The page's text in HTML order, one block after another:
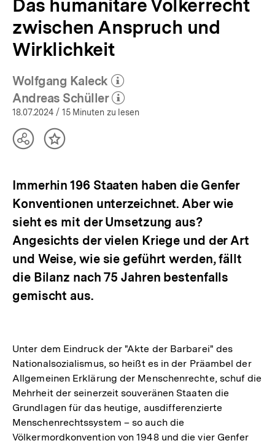
Das humanitäre Völkerrecht
zwischen Anspruch und
Wirklichkeit
Wolfgang Kaleck
(Mehr zum Autor)
öffnen
Andreas Schüller
(Mehr zum Autor)
öffnen
18.07.2024 / 15 Minuten zu lesen
TeilenInhalt
Immerhin 196 Staaten haben die Genfer
Konventionen unterzeichnet. Aber wie
sieht es mit der Umsetzung aus?
Angesichts der vielen Kriege und der Art
und Weise, wie sie geführt werden, fällt
die Bilanz nach 75 Jahren bestenfalls
gemischt aus.
Unter dem Eindruck der "Akte der Barbarei" des
Nationalsozialismus, so heißt es in der Präambel der
Allgemeinen Erklärung der Menschenrechte, schuf die
Mehrheit der seinerzeit souveränen Staaten die
Grundlagen für das heutige, ausdifferenzierte
Menschenrechtssystem – so auch die
Völkermordkonvention von 1948 und die vier Genfer